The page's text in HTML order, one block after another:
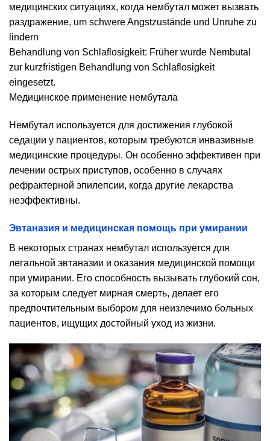
медицинских ситуациях, когда нембутал может вызвать
раздражение, um schwere Angstzustände und Unruhe zu
lindern
Behandlung von Schlaflosigkeit: Früher wurde Nembutal
zur kurzfristigen Behandlung von Schlaflosigkeit
eingesetzt.
Медицинское применение нембутала
Нембутал используется для достижения глубокой
седации у пациентов, которым требуются инвазивные
медицинские процедуры. Он особенно эффективен при
лечении острых приступов, особенно в случаях
рефрактерной эпилепсии, когда другие лекарства
неэффективны.
Эвтаназия и медицинская помощь при умирании
В некоторых странах нембутал используется для
легальной эвтаназии и оказания медицинской помощи
при умирании. Его способность вызывать глубокий сон,
за которым следует мирная смерть, делает его
предпочтительным выбором для неизлечимо больных
пациентов, ищущих достойный уход из жизни.